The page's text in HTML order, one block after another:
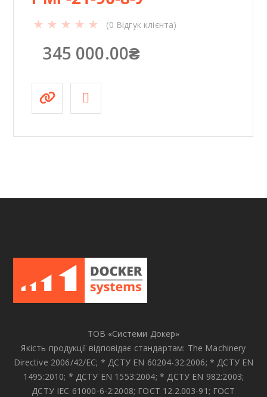
(0 Відгук клієнта)
345 000.00₴
ТОВ «Системи Докер»
Якість продукції відповідає стандартам: The Machinery
Directive 2006/42/EC; * ДСТУ EN 60204-32:2006; * ДСТУ EN
1495:2010; * ДСТУ EN 1553:2004; * ДСТУ EN 982:2003;
ДСТУ IEC 61000-6-2:2008; ГОСТ 12.2.003-91; ГОСТ